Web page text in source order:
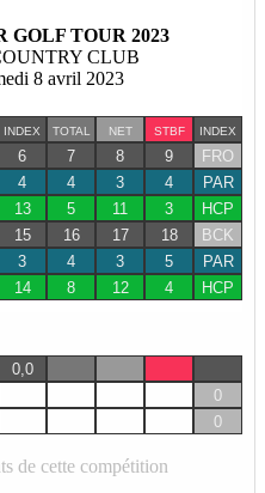
GOLF TOUR 2023
CLUB
8 avril 2023
INDEX TOTAL NET STBF INDEX
6 7 8 9
FRO
4 4 3 4
PAR
13 5 11 3
HCP
15 16 17 18
BCK
3 4 3 5
PAR
14 8 12 4 HCP
0,0
0
0
de cette compétition